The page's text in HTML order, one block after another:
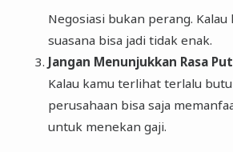
Negosiasi bukan perang.
suasana bisa jadi tidak enak.
Jangan Menunjukkan Rasa
Kalau kamu terlihat terlalu
perusahaan bisa saja
untuk menekan gaji.